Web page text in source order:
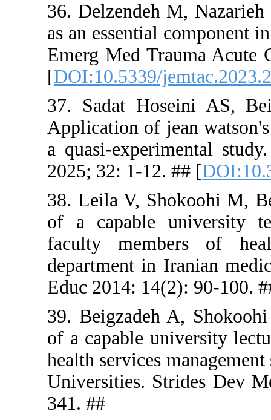
36.
as an
Emerg
[
37. Sadat
a quasi-
2025; 32:
38. Leila
of a
faculty
Educ
39.
of a
health